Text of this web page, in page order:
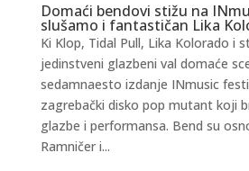
Domaći bendovi stižu na
slušamo i fantastičan Lika
Ki Klop, Tidal Pull, Lika Kolorado i
jedinstveni glazbeni val domaće
sedamnaesto izdanje INmusic
zagrebački disko pop mutant koji
glazbe i performansa. Bend su
Ramničer i...